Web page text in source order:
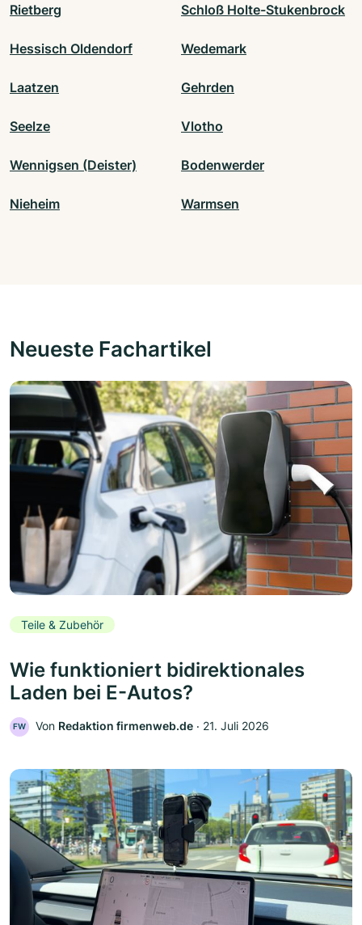
Rietberg Schloß Holte-Stukenbrock
Hessisch Oldendorf Wedemark
Laatzen Gehrden
Seelze Vlotho
Wennigsen (Deister) Bodenwerder
Nieheim Warmsen
Neueste Fachartikel
Teile & Zubehör
Wie funktioniert bidirektionales
Laden bei E-Autos?
FW Von Redaktion firmenweb.de ‧ 21. Juli 2026